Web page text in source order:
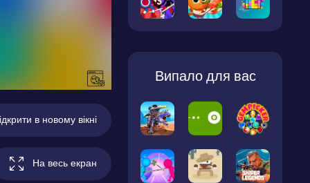
в новому вікні
На весь екран
Випало для вас